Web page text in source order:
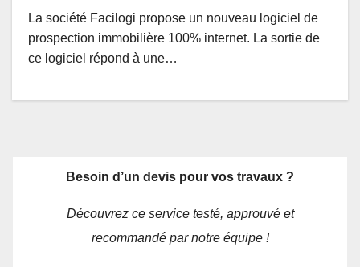
La société Facilogi propose un nouveau logiciel de
prospection immobilière 100% internet. La sortie de
ce logiciel répond à une…
Besoin d’un devis pour vos travaux ?
Découvrez ce service testé, approuvé et
recommandé par notre équipe !